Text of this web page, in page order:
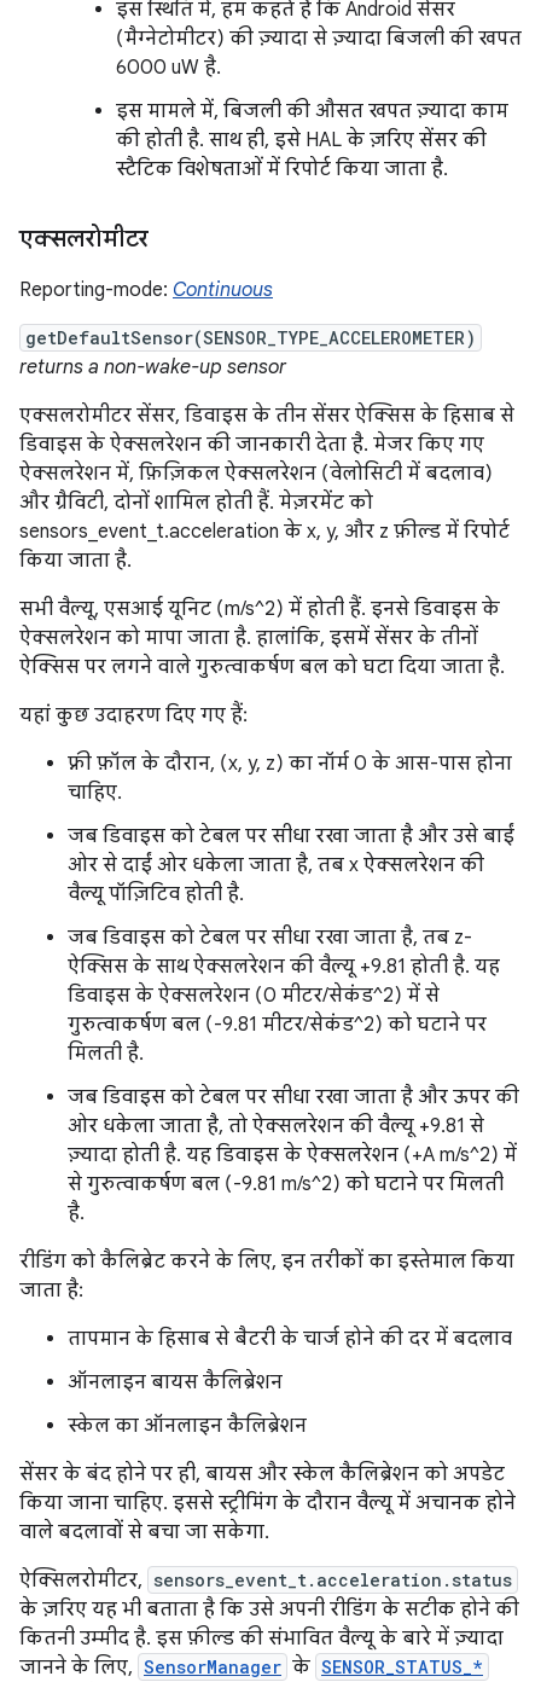
इस स्थिति में, हम कहते हैं कि Android सेंसर
(मैग्नेटोमीटर) की ज़्यादा से ज़्यादा बिजली की खपत
6000 uW है.
इस मामले में, बिजली की औसत खपत ज़्यादा काम
की होती है. साथ ही, इसे HAL के ज़रिए सेंसर की
स्टैटिक विशेषताओं में रिपोर्ट किया जाता है.
एक्सलरोमीटर
Reporting-mode: Continuous
getDefaultSensor(SENSOR_TYPE_ACCELEROMETER)
returns a non-wake-up sensor
एक्सलरोमीटर सेंसर, डिवाइस के तीन सेंसर ऐक्सिस के हिसाब से
डिवाइस के ऐक्सलरेशन की जानकारी देता है. मेजर किए गए
ऐक्सलरेशन में, फ़िज़िकल ऐक्सलरेशन (वेलोसिटी में बदलाव)
और ग्रैविटी, दोनों शामिल होती हैं. मेज़रमेंट को
sensors_event_t.acceleration के x, y, और z फ़ील्ड में रिपोर्ट
किया जाता है.
सभी वैल्यू, एसआई यूनिट (m/s^2) में होती हैं. इनसे डिवाइस के
ऐक्सलरेशन को मापा जाता है. हालांकि, इसमें सेंसर के तीनों
ऐक्सिस पर लगने वाले गुरुत्वाकर्षण बल को घटा दिया जाता है.
यहां कुछ उदाहरण दिए गए हैं:
फ़्री फ़ॉल के दौरान, (x, y, z) का नॉर्म 0 के आस-पास होना
चाहिए.
जब डिवाइस को टेबल पर सीधा रखा जाता है और उसे बाईं
ओर से दाईं ओर धकेला जाता है, तब x ऐक्सलरेशन की
वैल्यू पॉज़िटिव होती है.
जब डिवाइस को टेबल पर सीधा रखा जाता है, तब z-
ऐक्सिस के साथ ऐक्सलरेशन की वैल्यू +9.81 होती है. यह
डिवाइस के ऐक्सलरेशन (0 मीटर/सेकंड^2) में से
गुरुत्वाकर्षण बल (-9.81 मीटर/सेकंड^2) को घटाने पर
मिलती है.
जब डिवाइस को टेबल पर सीधा रखा जाता है और ऊपर की
ओर धकेला जाता है, तो ऐक्सलरेशन की वैल्यू +9.81 से
ज़्यादा होती है. यह डिवाइस के ऐक्सलरेशन (+A m/s^2) में
से गुरुत्वाकर्षण बल (-9.81 m/s^2) को घटाने पर मिलती
है.
रीडिंग को कैलिब्रेट करने के लिए, इन तरीकों का इस्तेमाल किया
जाता है:
तापमान के हिसाब से बैटरी के चार्ज होने की दर में बदलाव
ऑनलाइन बायस कैलिब्रेशन
स्केल का ऑनलाइन कैलिब्रेशन
सेंसर के बंद होने पर ही, बायस और स्केल कैलिब्रेशन को अपडेट
किया जाना चाहिए. इससे स्ट्रीमिंग के दौरान वैल्यू में अचानक होने
वाले बदलावों से बचा जा सकेगा.
ऐक्सिलरोमीटर, sensors_event_t.acceleration.status
के ज़रिए यह भी बताता है कि उसे अपनी रीडिंग के सटीक होने की
कितनी उम्मीद है. इस फ़ील्ड की संभावित वैल्यू के बारे में ज़्यादा
जानने के लिए, SensorManager के SENSOR_STATUS_*